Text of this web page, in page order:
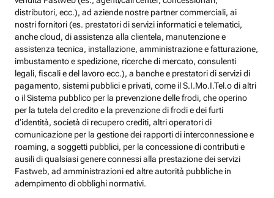
distributori, ecc.), ad aziende nostre partner commerciali, ai
nostri fornitori (es. prestatori di servizi informatici e telematici,
anche cloud, di assistenza alla clientela, manutenzione e
assistenza tecnica, installazione, amministrazione e fatturazione,
imbustamento e spedizione, ricerche di mercato, consulenti
legali, fiscali e del lavoro ecc.), a banche e prestatori di servizi di
pagamento, sistemi pubblici e privati, come il S.I.Mo.I.Tel.o di altri
o il Sistema pubblico per la prevenzione delle frodi, che operino
per la tutela del credito e la prevenzione di frodi e dei furti
d’identità, società di recupero crediti, altri operatori di
comunicazione per la gestione dei rapporti di interconnessione e
roaming, a soggetti pubblici, per la concessione di contributi e
ausili di qualsiasi genere connessi alla prestazione dei servizi
Fastweb, ad amministrazioni ed altre autorità pubbliche in
adempimento di obblighi normativi.